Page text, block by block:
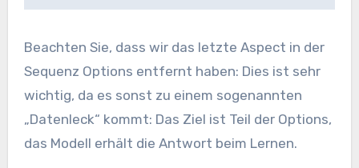
Beachten Sie, dass wir das letzte Aspect in der
Sequenz Options entfernt haben: Dies ist sehr
wichtig, da es sonst zu einem sogenannten
„Datenleck“ kommt: Das Ziel ist Teil der Options,
das Modell erhält die Antwort beim Lernen.